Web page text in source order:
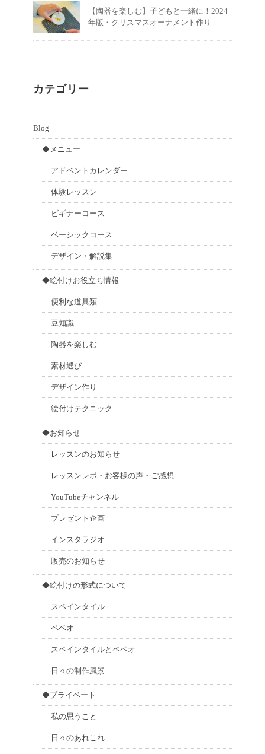
【陶器を楽しむ】子どもと一緒に！2024
年版・クリスマスオーナメント作り
カテゴリー
Blog
◆メニュー
アドベントカレンダー
体験レッスン
ビギナーコース
ベーシックコース
デザイン・解説集
◆絵付けお役立ち情報
便利な道具類
豆知識
陶器を楽しむ
素材選び
デザイン作り
絵付けテクニック
◆お知らせ
レッスンのお知らせ
レッスンレポ・お客様の声・ご感想
YouTubeチャンネル
プレゼント企画
インスタラジオ
販売のお知らせ
◆絵付けの形式について
スペインタイル
ペベオ
スペインタイルとペベオ
日々の制作風景
◆プライベート
私の思うこと
日々のあれこれ